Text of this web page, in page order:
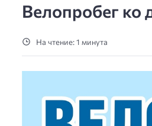
Велопробег ко
На чтение: 1 минута